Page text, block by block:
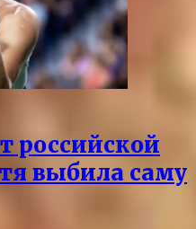
российской
выбила саму